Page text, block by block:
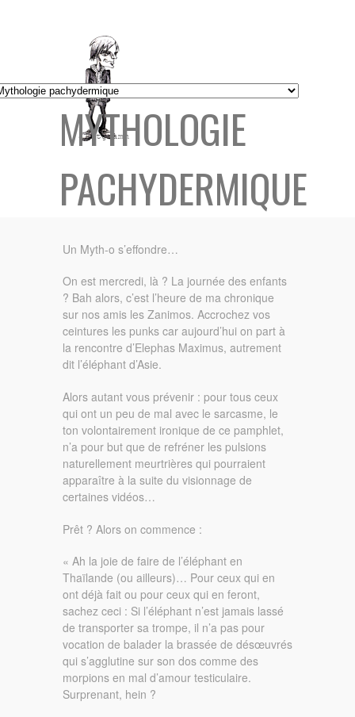
MYTHOLOGIE
PACHYDERMIQUE
Un Myth-o s’effondre…
On est mercredi, là ? La journée des enfants
? Bah alors, c’est l’heure de ma chronique
sur nos amis les Zanimos. Accrochez vos
ceintures les punks car aujourd’hui on part à
la rencontre d’Elephas Maximus, autrement
dit l’éléphant d’Asie.
Alors autant vous prévenir : pour tous ceux
qui ont un peu de mal avec le sarcasme, le
ton volontairement ironique de ce pamphlet,
n’a pour but que de refréner les pulsions
naturellement meurtrières qui pourraient
apparaître à la suite du visionnage de
certaines vidéos…
Prêt ? Alors on commence :
« Ah la joie de faire de l’éléphant en
Thaïlande (ou ailleurs)… Pour ceux qui en
ont déjà fait ou pour ceux qui en feront,
sachez ceci : Si l’éléphant n’est jamais lassé
de transporter sa trompe, il n’a pas pour
vocation de balader la brassée de désœuvrés
qui s’agglutine sur son dos comme des
morpions en mal d’amour testiculaire.
Surprenant, hein ?